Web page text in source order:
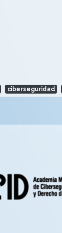
ciberseguridad